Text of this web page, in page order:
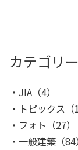
カテゴリー
JIA （4）
トピックス
フォト （27）
一般建築 （84）